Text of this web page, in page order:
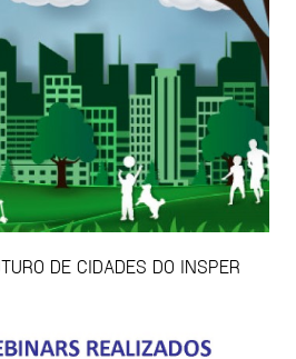
DE CIDADES DO INSPER